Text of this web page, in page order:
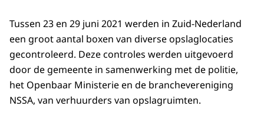
Tussen 23 en 29 juni 2021 werden in Zuid-Nederland
een groot aantal boxen van diverse opslaglocaties
gecontroleerd. Deze controles werden uitgevoerd
door de gemeente in samenwerking met de politie,
het Openbaar Ministerie en de branchevereniging
NSSA, van verhuurders van opslagruimten.